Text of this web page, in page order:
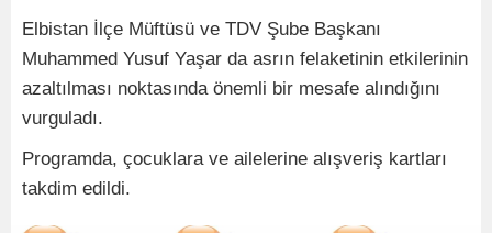
Elbistan İlçe Müftüsü ve TDV Şube Başkanı
Muhammed Yusuf Yaşar da asrın felaketinin etkilerinin
azaltılması noktasında önemli bir mesafe alındığını
vurguladı.
Programda, çocuklara ve ailelerine alışveriş kartları
takdim edildi.